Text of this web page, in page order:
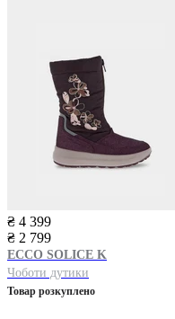
₴ 4 399
₴ 2 799
ECCO SOLICE K
Чоботи дутики
Товар розкуплено